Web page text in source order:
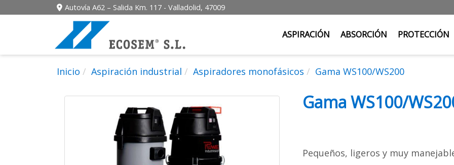
Autovía A62 – Salida Km. 117 - Valladolid, 47009
ASPIRACIÓN ABSORCIÓN PROTECCIÓN
Inicio Aspiración industrial Aspiradores monofásicos Gama WS100/WS200
Gama WS100/
Pequeños, ligeros y muy